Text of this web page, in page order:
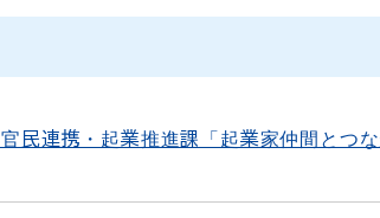
民連携・起業推進課「起業家仲間とつ